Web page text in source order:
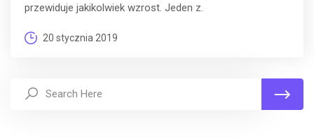
przewiduje jakikolwiek wzrost. Jeden z.
20 stycznia 2019